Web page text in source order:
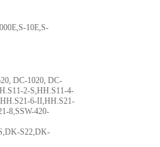
10E,S-
DC-1020, DC-
2-S,HH.S11-4-
6-II,HH.S21-
8,SSW-420-
S22,DK-